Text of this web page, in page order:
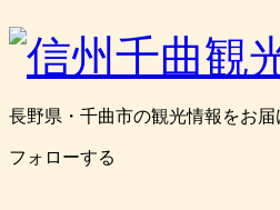
長野県・千曲市の観光情報をお届
フォローする